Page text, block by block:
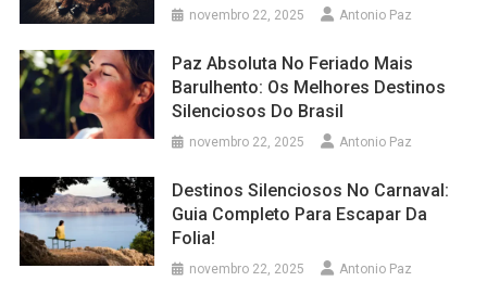
novembro 22, 2025 Antonio Paz
Paz Absoluta No Feriado Mais
Barulhento: Os Melhores Destinos
Silenciosos Do Brasil
novembro 22, 2025 Antonio Paz
Destinos Silenciosos No Carnaval:
Guia Completo Para Escapar Da
Folia!
novembro 22, 2025 Antonio Paz